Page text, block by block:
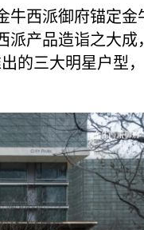
牛西派御府锚定金
产品造诣之大成
的三大明星户型